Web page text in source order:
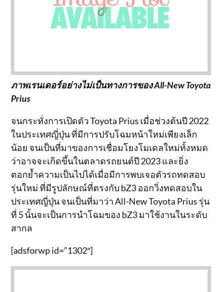
ภาพเรนเดอร์อย่างไม่เป็นทางการของ All-New Toyota
Prius
จนกระทั่งการเปิดตัว Toyota Prius เมื่อช่วงต้นปี 2022
ในประเทศญี่ปุ่น ที่มีการปรับโฉมหน้าใหม่เพียงเล็ก
น้อย จนเป็นที่มาของการเชื่อมโยงโมเดลใหม่ทั้งหมด
ว่าอาจจะเกิดขึ้นในตลาดรถยนต์ปี 2023 และยิ่ง
ตอกย้ำความเป็นไปได้เมื่อมีการพบเจอตัวรถทดสอบ
รุ่นใหม่ ที่มีรูปลักษณ์ที่ตรงกับ bZ3 ออกวิ่งทดสอบใน
ประเทศญี่ปุ่น จนเป็นที่มาว่า All-New Toyota Prius รุ่น
ที่ 5 นั้นจะเป็นการนำโฉมของ bZ3 มาใช้งานในระดับ
สากล
[adsforwp id=”1302″]